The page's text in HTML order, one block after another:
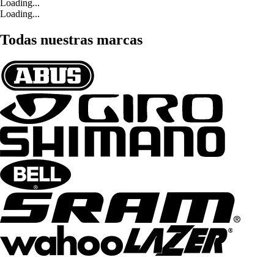
Loading...
Loading...
Todas nuestras marcas